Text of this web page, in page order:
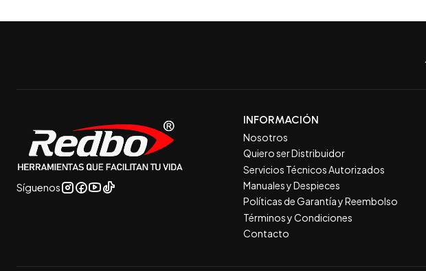
Síguenos
INFORMACIÓN
Nosotros
Quiero ser Distribuidor
Servicios Técnicos Autorizados
Manuales y Despieces
Políticas de Garantía y Reembolso
Términos y Condiciones
Contacto